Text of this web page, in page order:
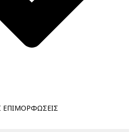
ΕΠΙΜΟΡΦΩΣΕΙΣ